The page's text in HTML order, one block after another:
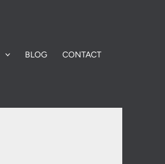
BLOG CONTACT